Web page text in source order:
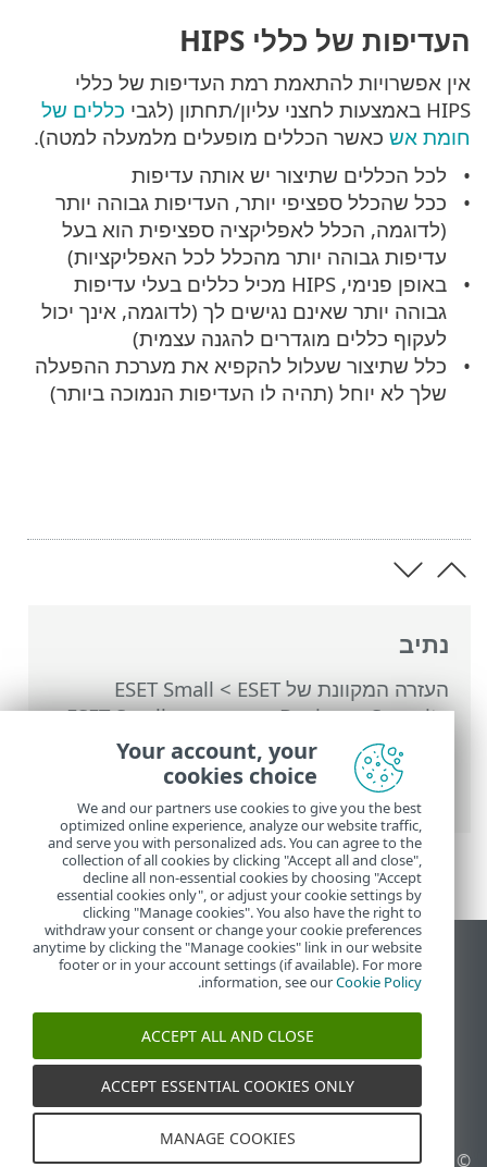
נתיב
העזרה המקוונת של ESET >
ESET Small
Business Security
>
עבודה עם ESET Small
Business Security
> הגדרות מתקדמות
סריקות>
HIPS - מערכת למניעת חדירות
למארח> ניהול הכללים של HIPS
העדיפות של כללי HIPS
אין אפשרויות להתאמת רמת העדיפות של כללי
HIPS באמצעות לחצני עליון/תחתון (לגבי
כללים של
חומת אש כאשר הכללים מופעלים מלמעלה למטה).
לכל הכללים שתיצור יש אותה עדיפות
ככל שהכלל ספציפי יותר, העדיפות גבוהה יותר
(לדוגמה, הכלל לאפליקציה ספציפית הוא בעל
עדיפות גבוהה יותר מהכלל לכל האפליקציות)
באופן פנימי, HIPS מכיל כללים בעלי עדיפות
גבוהה יותר שאינם נגישים לך (לדוגמה, אינך יכול
לעקוף כללים מוגדרים להגנה עצמית)
כלל שתיצור שעלול להקפיא את מערכת ההפעלה
שלך לא יוחל (תהיה לו העדיפות הנמוכה ביותר)
הצג את האתר למחשב
End of Life
מאגר הידע של ESET
ESET Status Portal
תמיכה אזורית
© 1992 - 2026 ESET, spol. s ניהול קובצי Cookie
Your account, your
cookies choice
We and our partners use cookies to give you the best
optimized online experience, analyze our website traffic,
and serve you with personalized ads. You can agree to the
collection of all cookies by clicking "Accept all and close",
decline all non-essential cookies by choosing "Accept
essential cookies only", or adjust your cookie settings by
clicking "Manage cookies". You also have the right to
withdraw your consent or change your cookie preferences
anytime by clicking the "Manage cookies" link in our website
footer or in your account settings (if available). For more
information, see ourCookie Policy
.
ACCEPT ALL AND CLOSE
ACCEPT ESSENTIAL COOKIES ONLY
MANAGE COOKIES